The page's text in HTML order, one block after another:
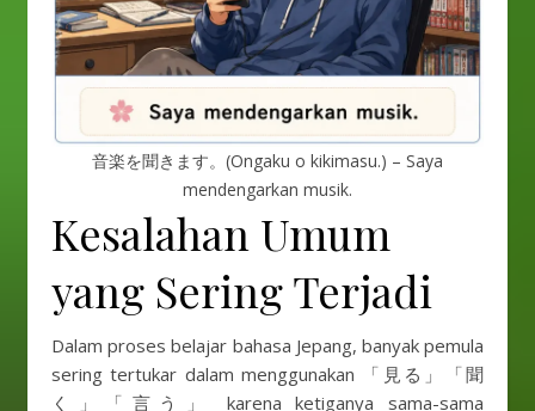
音楽を聞きます。(Ongaku o kikimasu.) – Saya
mendengarkan musik.
Kesalahan Umum
yang Sering Terjadi
Dalam proses belajar bahasa Jepang, banyak pemula
sering tertukar dalam menggunakan 「見る」「聞
く」「言う」 karena ketiganya sama-sama